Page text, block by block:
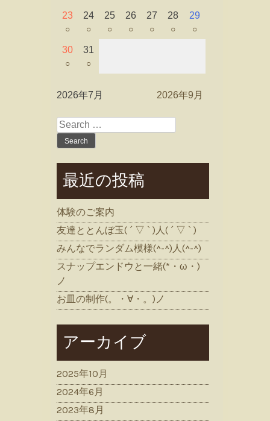
23
○
24
○
25
○
26
○
27
○
28
○
29
○
30
○
31
○
2026年7月 2026年9月
Search
for:
最近の投稿
体験のご案内
友達ととんぼ玉( ´ ▽ ` )人( ´ ▽ ` )
みんなでランダム模様(^-^)人(^-^)
スナップエンドウと一緒(*・ω・)
ノ
お皿の制作(。・∀・。)ノ
アーカイブ
2025年10月
2024年6月
2023年8月